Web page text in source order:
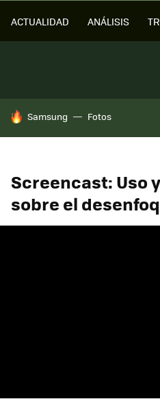
ACTUALIDAD ANÁLISIS
HOY SE HABLA DE
Samsung Fotos
Screencast: Uso
sobre el